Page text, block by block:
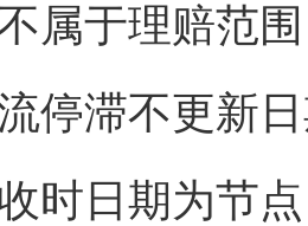
属于理赔范
停滞不更新
时日期为节